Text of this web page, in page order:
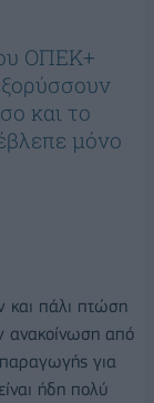
ΟΠΕΚ+
και το
μόνο
και πάλι πτώση
ανακοίνωση από
για
ήδη πολύ